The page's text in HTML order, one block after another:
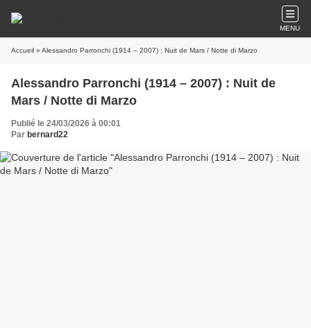
MENU
Accueil » Alessandro Parronchi (1914 – 2007) : Nuit de Mars / Notte di Marzo
Alessandro Parronchi (1914 – 2007) : Nuit de
Mars / Notte di Marzo
Publié le 24/03/2026 à 00:01
Par bernard22